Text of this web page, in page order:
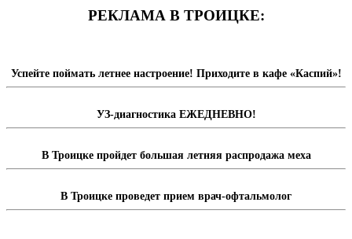
РЕКЛАМА В ТРОИЦКЕ:
Успейте поймать летнее настроение! Приходите в кафе «Каспий»!
УЗ-диагностика ЕЖЕДНЕВНО!
В Троицке пройдет большая летняя распродажа меха
В Троицке проведет прием врач-офтальмолог